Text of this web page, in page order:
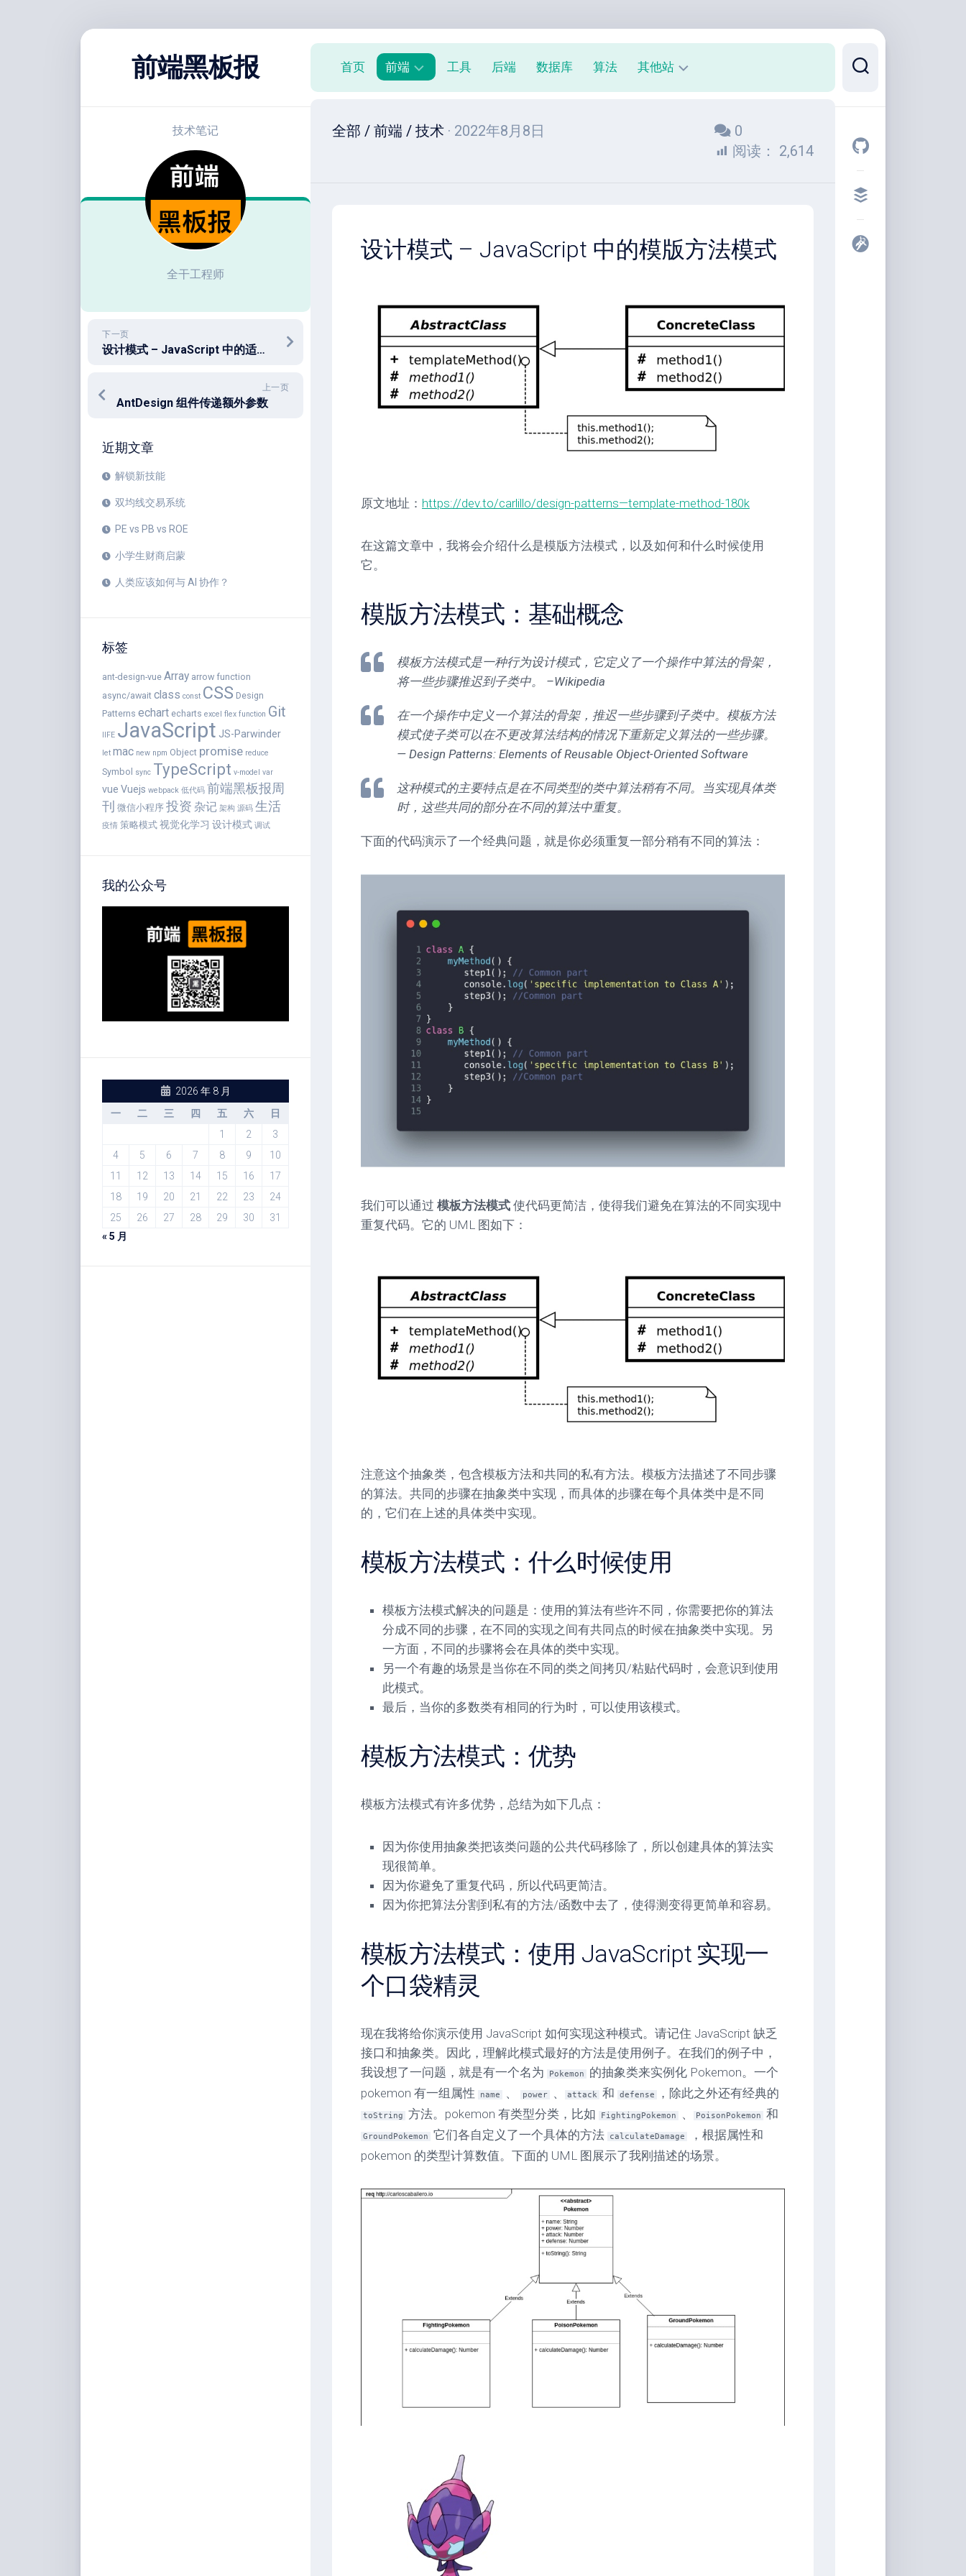
前端黑板报
技术笔记
全干工程师
下一页
设计模式 – JavaScript 中的适配器模式
上一页
AntDesign 组件传递额外参数
近期文章
解锁新技能
双均线交易系统
PE vs PB vs ROE
小学生财商启蒙
人类应该如何与 AI 协作？
标签
ant-design-vue Array arrow function
async/await class const CSS Design
Patterns echart echarts excel flex function Git
IIFE JavaScript JS-Parwinder
let mac new npm Object promise reduce
Symbol sync TypeScript v-model var
vue Vuejs webpack 低代码 前端黑板报周
刊 微信小程序 投资 杂记 架构 源码 生活
疫情 策略模式 视觉化学习 设计模式 调试
我的公众号
2026 年 8 月
一
二 三 四 五 六
日
1
2
3
4
5 6 7 8 9
10
11
12 13 14 15 16
17
18
19 20 21 22 23
24
25
26 27 28 29 30
31
« 5 月
首页 前端
端
工具 后端 数据库 算法 其他站
段
者
具
Markdown
编
辑
豆
瓣
单
术
桶
画
Version
图
背
全部 / 前端 / 技术 · 2022年8月8日
0
阅读：
2,614
设计模式 – JavaScript 中的模版方法模式
原文地址： https://dev.to/carlillo/design-patterns—template-method-180k
在这篇文章中，我将会介绍什么是模版方法模式，以及如何和什么时候使用
它。
模版方法模式：基础概念
模板方法模式是一种行为设计模式，它定义了一个操作中算法的骨架，
将一些步骤推迟到子类中。 –Wikipedia
在一个操作中定义一个算法的骨架，推迟一些步骤到子类中。模板方法
模式使子类可以在不更改算法结构的情况下重新定义算法的一些步骤。
— Design Patterns: Elements of Reusable Object-Oriented Software
这种模式的主要特点是在不同类型的类中算法稍有不同。当实现具体类
时，这些共同的部分在不同的算法中重复。
下面的代码演示了一个经典问题，就是你必须重复一部分稍有不同的算法：
我们可以通过 模板方法模式 使代码更简洁，使得我们避免在算法的不同实现中
重复代码。它的 UML 图如下：
注意这个抽象类，包含模板方法和共同的私有方法。模板方法描述了不同步骤
的算法。共同的步骤在抽象类中实现，而具体的步骤在每个具体类中是不同
的，它们在上述的具体类中实现。
模板方法模式：什么时候使用
模板方法模式解决的问题是：使用的算法有些许不同，你需要把你的算法
分成不同的步骤，在不同的实现之间有共同点的时候在抽象类中实现。另
一方面，不同的步骤将会在具体的类中实现。
另一个有趣的场景是当你在不同的类之间拷贝/粘贴代码时，会意识到使用
此模式。
最后，当你的多数类有相同的行为时，可以使用该模式。
模板方法模式：优势
模板方法模式有许多优势，总结为如下几点：
因为你使用抽象类把该类问题的公共代码移除了，所以创建具体的算法实
现很简单。
因为你避免了重复代码，所以代码更简洁。
因为你把算法分割到私有的方法/函数中去了，使得测变得更简单和容易。
模板方法模式：使用 JavaScript 实现一
个口袋精灵
现在我将给你演示使用 JavaScript 如何实现这种模式。请记住 JavaScript 缺乏
接口和抽象类。因此，理解此模式最好的方法是使用例子。在我们的例子中，
我设想了一问题，就是有一个名为
Pokemon
的抽象类来实例化 Pokemon。一个
pokemon 有一组属性
name 、 power 、 attack 和 defense ，除此之外还有经典的
toString 方法。pokemon 有类型分类，比如 FightingPokemon 、 PoisonPokemon 和
GroundPokemon 它们各自定义了一个具体的方法 calculateDamage
，根据属性和
pokemon 的类型计算数值。下面的 UML 图展示了我刚描述的场景。